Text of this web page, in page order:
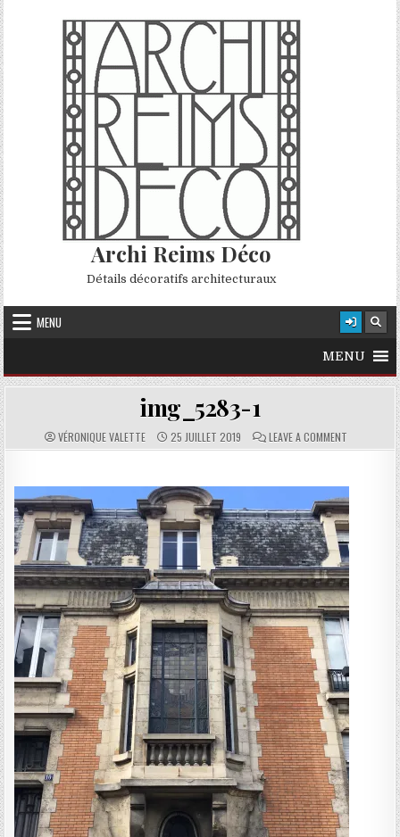
Skip to content
Archi Reims Déco
Détails décoratifs architecturaux
MENU
MENU
img_5283-1
AUTHOR:
VÉRONIQUE VALETTE PUBLISHED DATE:
25 JUILLET 2019 COMMENTS:
LEAVE A COMMENTON